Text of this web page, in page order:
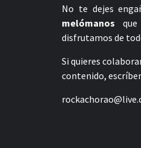
No te dejes
melómanos que
disfrutamos de
Si quieres
contenido,